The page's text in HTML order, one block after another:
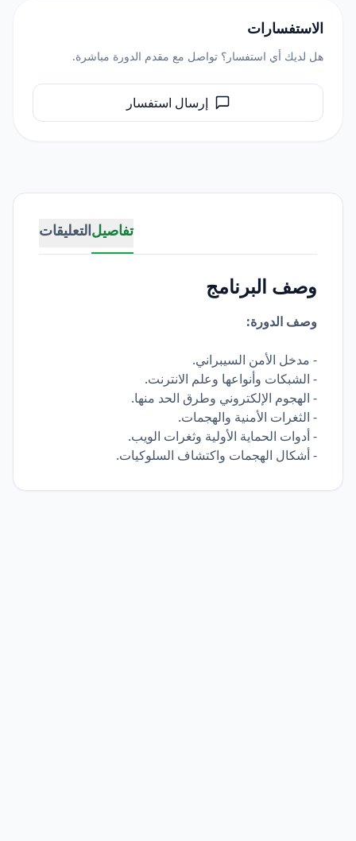
تفاصيلالتعليقات
وصف البرنامج
وصف الدورة:
- مدخل الأمن السيبراني.
- الشبكات وأنواعها وعلم الانترنت.
- الهجوم الإلكتروني وطرق الحد منها.
- الثغرات الأمنية والهجمات.
- أدوات الحماية الأولية وثغرات الويب.
- أشكال الهجمات واكتشاف السلوكيات.
الاستفسارات
هل لديك أي استفسار؟ تواصل مع مقدم الدورة مباشرة.
إرسال استفسار